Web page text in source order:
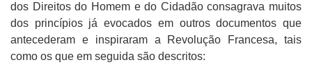
dos Direitos do Homem e do Cidadão consagrava muitos
dos princípios já evocados em outros documentos que
antecederam e inspiraram a Revolução Francesa, tais
como os que em seguida são descritos: